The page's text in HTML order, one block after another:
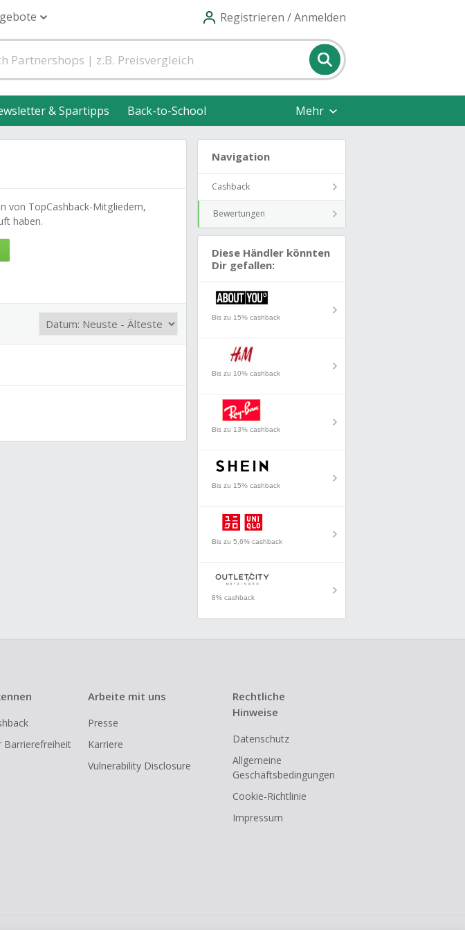
Registrieren / Anmelden
& Spartipps Back-to-School Mehr
von TopCashback-Mitgliedern,
haben.
Navigation
Cashback
Bewertungen
Diese Händler könnten
Dir gefallen:
Bis zu 15% cashback
Bis zu 10% cashback
Bis zu 13% cashback
Bis zu 15% cashback
Bis zu 5,6% cashback
8% cashback
Barrierefreiheit
Arbeite mit uns
Presse
Karriere
Vulnerability Disclosure
Rechtliche
Hinweise
Datenschutz
Allgemeine
Geschäftsbedingungen
Cookie-Richtlinie
Impressum